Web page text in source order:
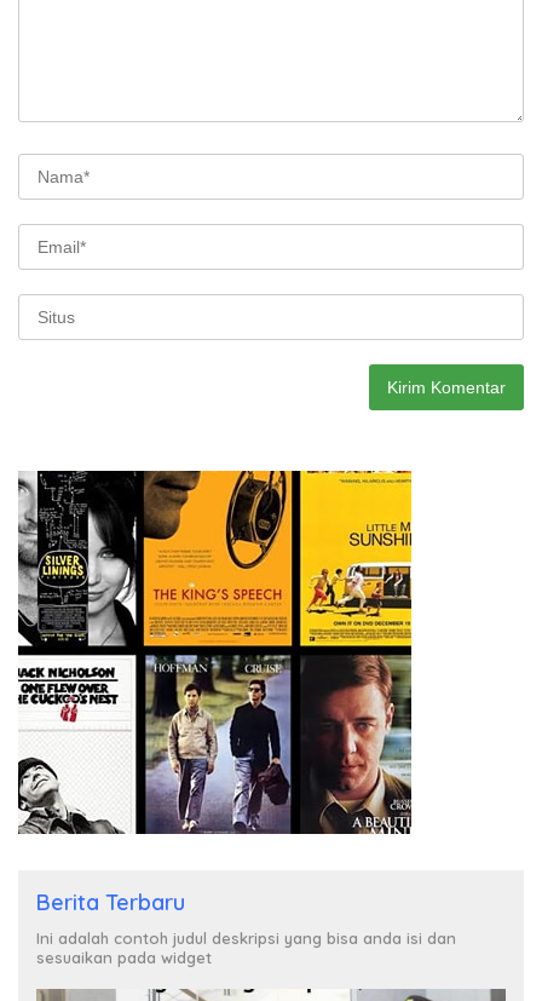
Berita Terbaru
Ini adalah contoh judul deskripsi yang bisa anda isi dan
sesuaikan pada widget